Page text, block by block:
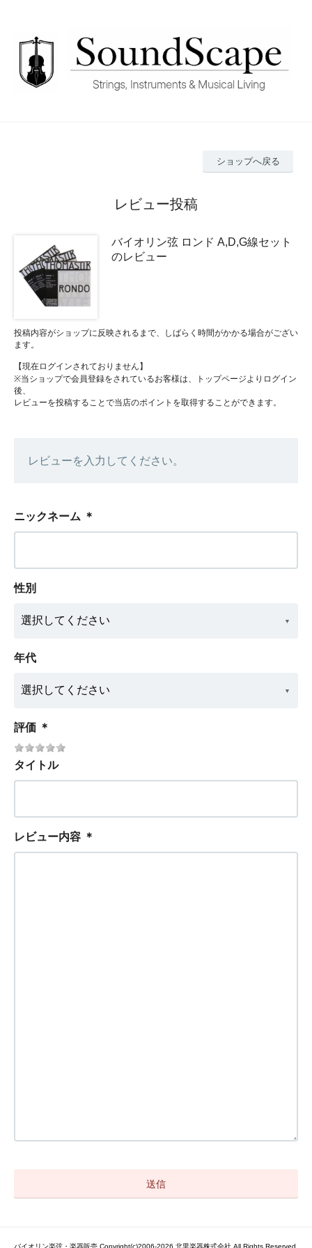
ショップへ戻る
レビュー投稿
バイオリン弦 ロンド A,D,G線セット
のレビュー
投稿内容がショップに反映されるまで、しばらく時間がかかる場合がござい
ます。
【現在ログインされておりません】
※当ショップで会員登録をされているお客様は、トップページよりログイン
後、
レビューを投稿することで当店のポイントを取得することができます。
レビューを入力してください。
ニックネーム ＊
性別
年代
評価 ＊
タイトル
レビュー内容 ＊
バイオリン楽弦・楽器販売 Copyright(c)2006-2026 北里楽器株式会社 All Rights Reserved.